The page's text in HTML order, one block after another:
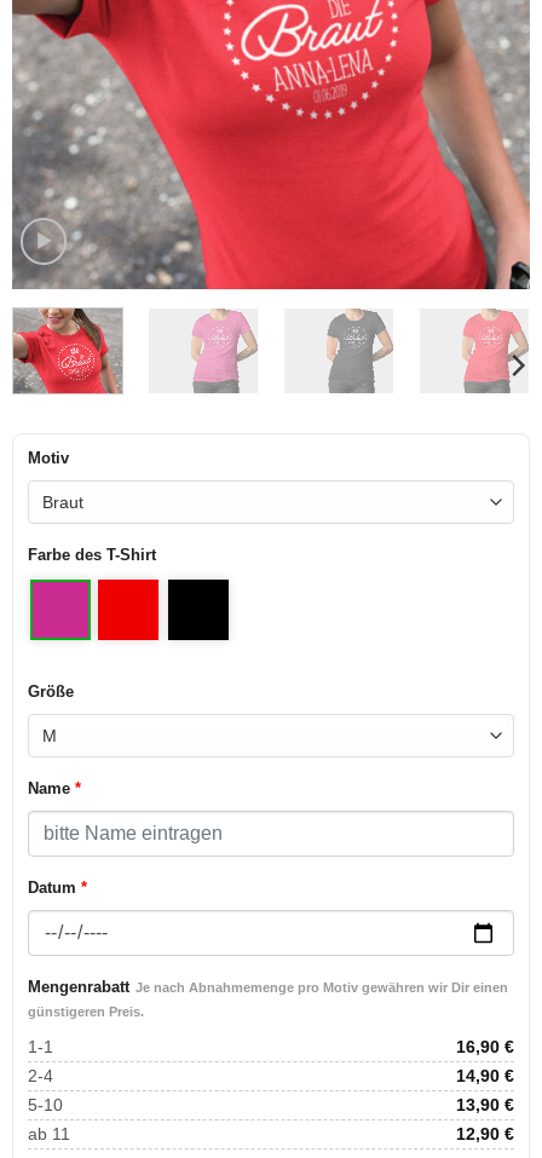
Motiv
Farbe des T-Shirt
Größe
Name*
Datum *
Mengenrabatt Je nach Abnahmemenge pro Motiv gewähren wir Dir einen
günstigeren Preis.
1-1 16,90€
2-4
14,90€
5-10
13,90€
ab 11
12,90€